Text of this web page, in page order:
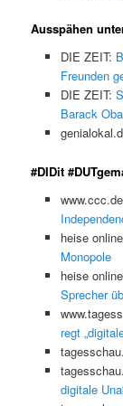
Ausspähen
DIE ZEIT:
Freunden
DIE ZEIT:
Barack
#DIDit
heise
Monopole
heise
Sprecher
regt
digitale